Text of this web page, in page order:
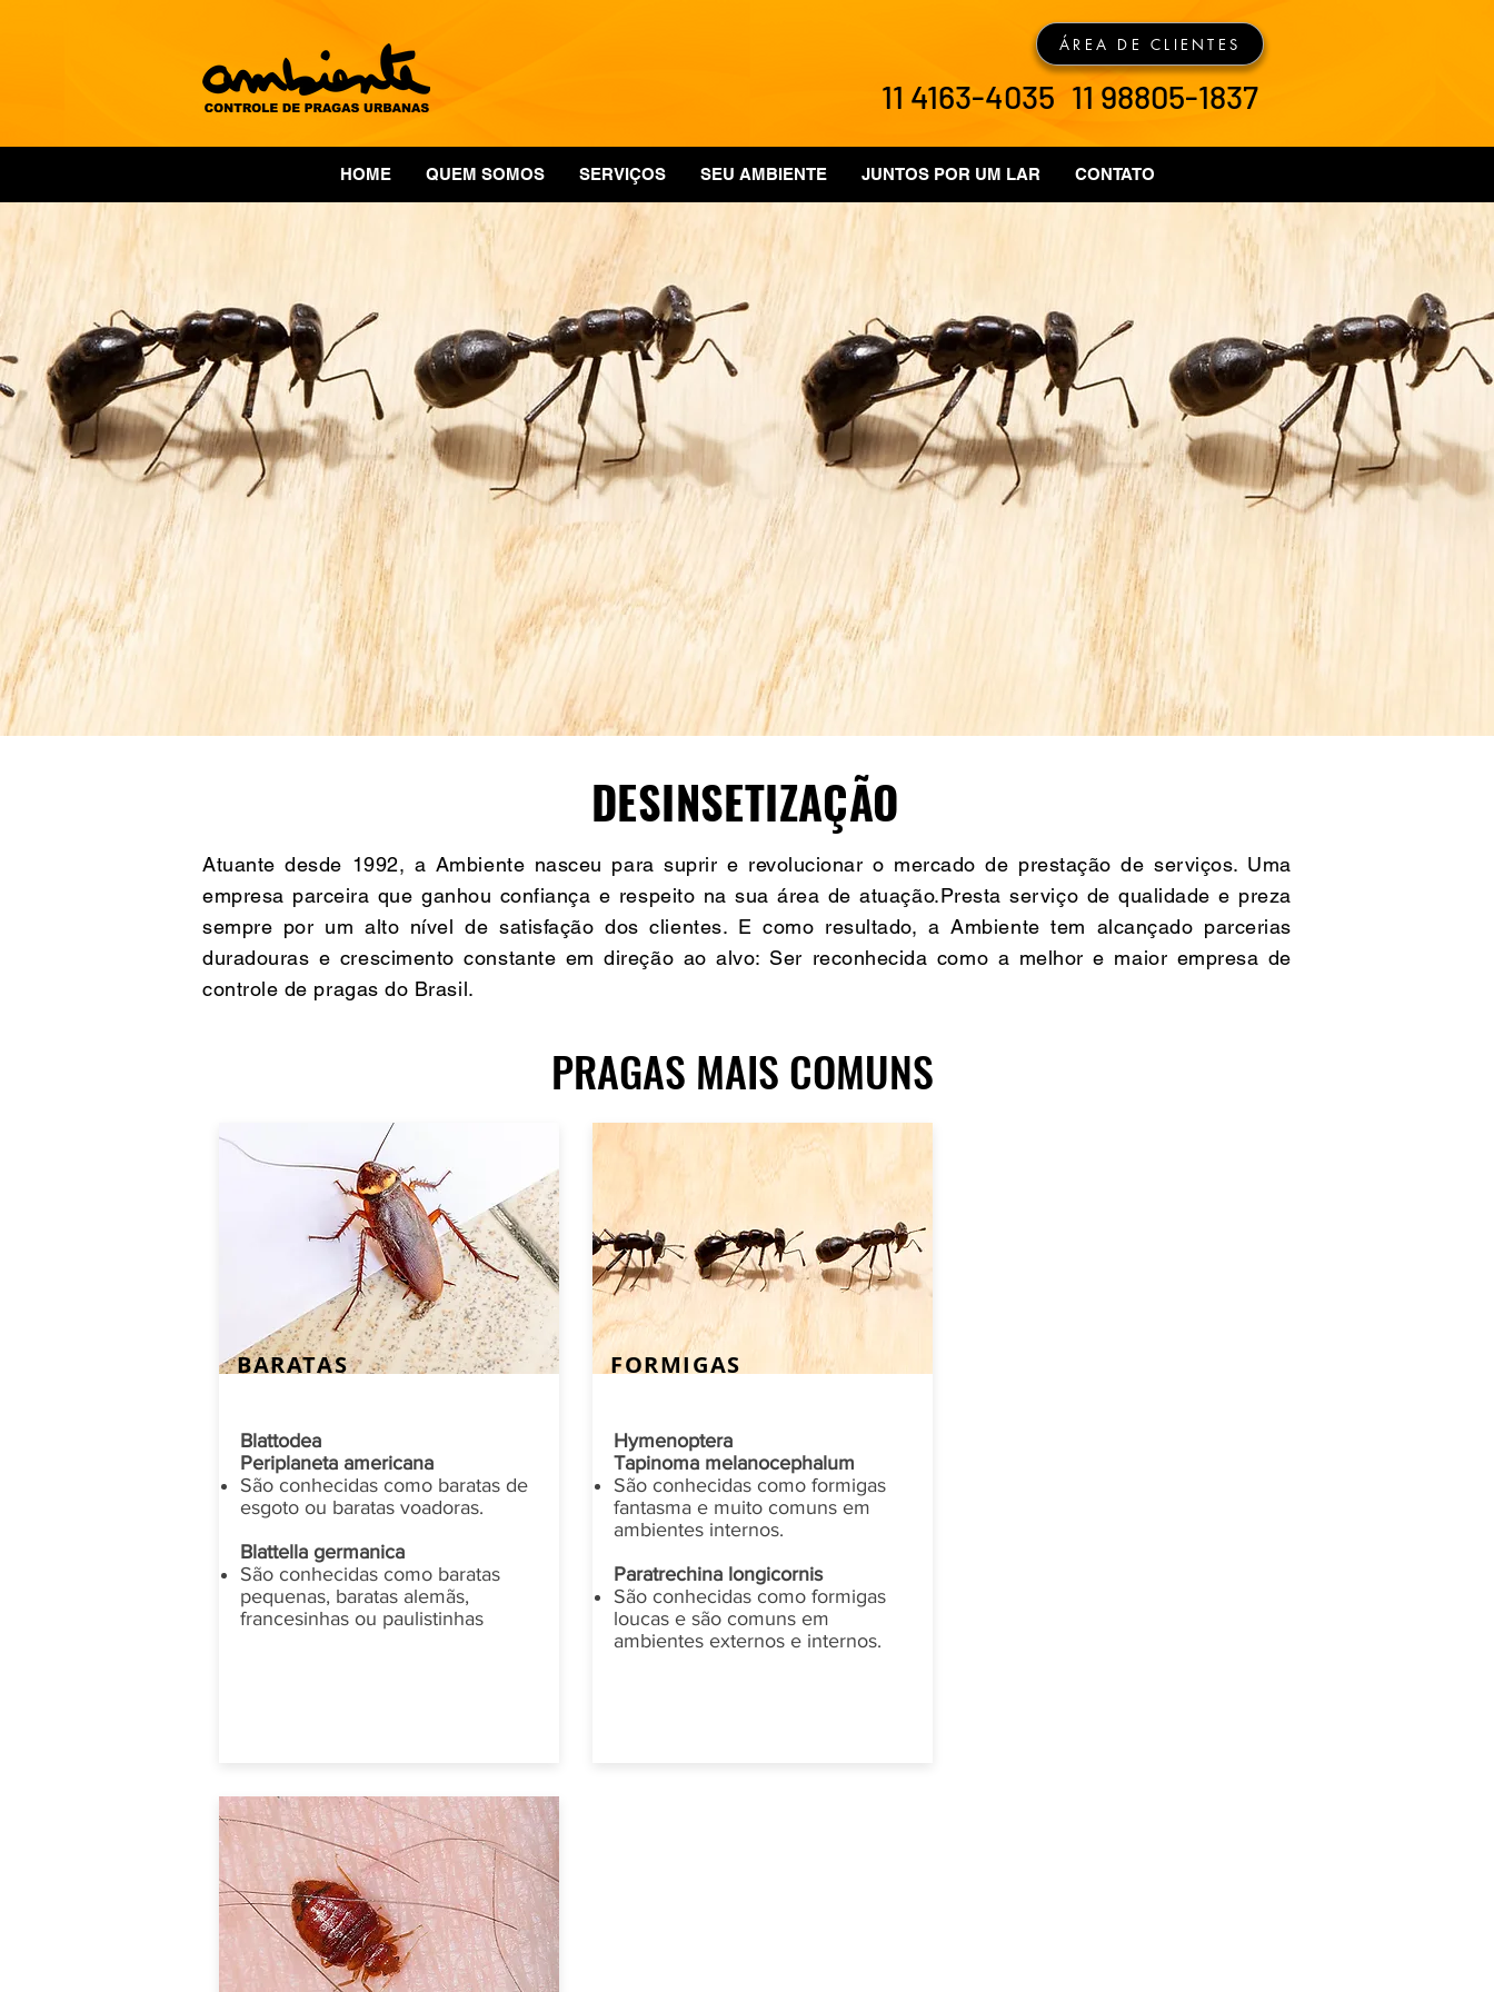
ÁREA DE CLIENTES
11 4163-4035 11 98805-1837
DESINSETIZAÇÃO
Atuante desde 1992, a Ambiente nasceu para suprir e revolucionar o mercado de prestação de serviços. Uma
empresa parceira que ganhou confiança e respeito na sua área de atuação.Presta serviço de qualidade e preza
sempre por um alto nível de satisfação dos clientes. E como resultado, a Ambiente tem alcançado parcerias
duradouras e crescimento constante em direção ao alvo: Ser reconhecida como a melhor e maior empresa de
controle de pragas do Brasil.
PRAGAS MAIS COMUNS
BARATAS
Blattodea
Periplaneta americana
São conhecidas como baratas de
esgoto ou baratas voadoras.
Blattella germanica
São conhecidas como baratas
pequenas, baratas alemãs,
francesinhas ou paulistinhas
FORMIGAS
Hymenoptera
Tapinoma melanocephalum
São conhecidas como formigas
fantasma e muito comuns em
ambientes internos.
Paratrechina longicornis
São conhecidas como formigas
loucas e são comuns em
ambientes externos e internos.
HOME QUEM SOMOS SERVIÇOS SEU AMBIENTE JUNTOS POR UM LAR CONTATO